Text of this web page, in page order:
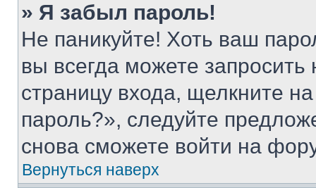
» Я забыл пароль!
Не паникуйте! Хоть ваш
вы всегда можете
страницу входа, щелкните
пароль?», следуйте
снова сможете войти на
Вернуться наверх